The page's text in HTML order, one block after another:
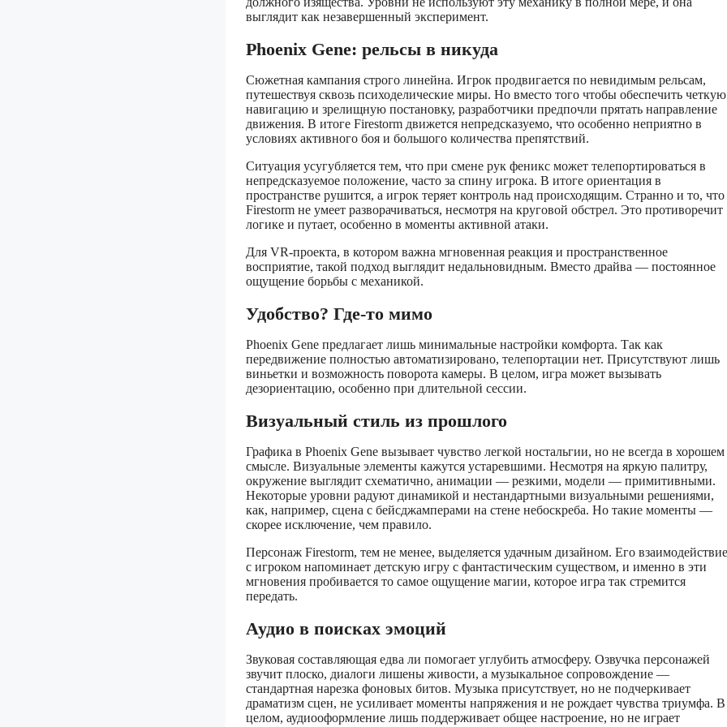
выглядит как незавершенный эксперимент.
Phoenix Gene: рельсы в никуда
Сюжетная кампания строго линейна. Игрок продвигается по невидимым рельсам,
путешествуя сквозь психоделические миры. Но вместо того чтобы обеспечить четкую
навигацию и зрелищную постановку, разработчики предпочли прятать направление
движения. В итоге Firestorm движется непредсказуемо, что особенно неприятно в
условиях активного боя и большого количества препятствий.
Ситуация усугубляется тем, что при смене рук феникс может телепортироваться в
непредсказуемое положение, часто за спину игрока. В итоге ориентация в
пространстве рушится, а игрок теряет контроль над происходящим. Странно и то, что
Firestorm не умеет разворачиваться, несмотря на круговой обстрел. Это противоречит
логике и путает, особенно в моменты активной атаки.
Для VR-проекта, в котором важна мгновенная реакция и пространственное
восприятие, такой подход выглядит недальновидным. Вместо драйва — постоянное
ощущение борьбы с механикой.
Удобство? Где-то мимо
Phoenix Gene предлагает лишь минимальные настройки комфорта. Так как
передвижение полностью автоматизировано, телепортации нет. Присутствуют лишь
виньетки и возможность поворота камеры. В целом, игра может вызывать
дезориентацию, особенно при длительной сессии.
Визуальный стиль из прошлого
Графика в Phoenix Gene вызывает чувство легкой ностальгии, но не всегда в хорошем
смысле. Визуальные элементы кажутся устаревшими. Несмотря на яркую палитру,
окружение выглядит схематично, анимации — резкими, модели — примитивными.
Некоторые уровни радуют динамикой и нестандартными визуальными решениями,
как, например, сцена с бейсджамперами на стене небоскреба. Но такие моменты —
скорее исключение, чем правило.
Персонаж Firestorm, тем не менее, выделяется удачным дизайном. Его взаимодействие
с игроком напоминает детскую игру с фантастическим существом, и именно в эти
мгновения пробивается то самое ощущение магии, которое игра так стремится
передать.
Аудио в поисках эмоций
Звуковая составляющая едва ли помогает углубить атмосферу. Озвучка персонажей
звучит плоско, диалоги лишены живости, а музыкальное сопровождение —
стандартная нарезка фоновых битов. Музыка присутствует, но не подчеркивает
драматизм сцен, не усиливает моменты напряжения и не рождает чувства триумфа. В
целом, аудиооформление лишь поддерживает общее настроение, но не играет